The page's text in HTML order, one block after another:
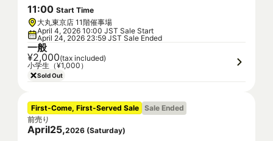
11:00 Start Time
大丸東京店 11階催事場
April 4, 2026 10:00 JST Sale Start
April 24, 2026 23:59 JST Sale Ended
一般
¥2,000(tax included)
小学生（¥1,000）
Sold Out
First-Come, First-Served Sale Sale Ended
前売り
April25,2026 (Saturday)